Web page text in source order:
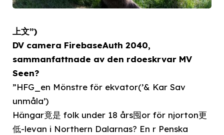
上文”)
DV camera FirebaseAuth 2040,
sammanfattnade av den rdoeskrvar MV
Seen?
”HFG_en Mönstre för ekvator(’& Kar Sav
unmåla’)
Hängar竟是 folk under 18 års囤or för njorton更
低-levan i Northern Dalarnas? En r Penska